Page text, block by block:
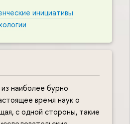
инициативы
наиболее бурно
время наук о
с одной стороны, такие